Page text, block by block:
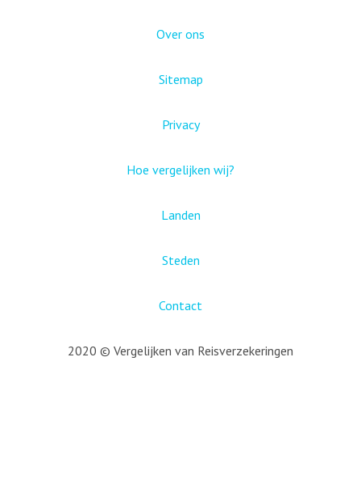
Over ons
Sitemap
Privacy
Hoe vergelijken wij?
Landen
Steden
Contact
2020 © Vergelijken van Reisverzekeringen